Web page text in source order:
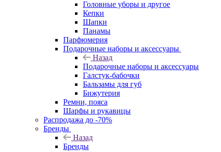
Головные уборы и другое
Кепки
Шапки
Панамы
Парфюмерия
Подарочные наборы и аксессуары
Назад
Подарочные наборы и аксессуары
Галстук-бабочки
Бальзамы для губ
Бижутерия
Ремни, пояса
Шарфы и рукавицы
Распродажа до -70%
Бренды
Назад
Бренды